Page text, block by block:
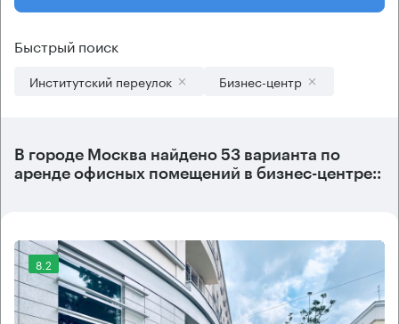
Быстрый поиск
Институтский переулок Бизнес-центр
В городе Москва найдено 53 варианта по
аренде офисных помещений в бизнес-центре::
8.2